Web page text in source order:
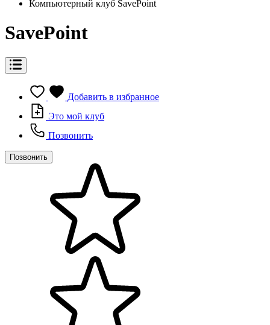
Компьютерный клуб SаvePoint
SаvePoint
Добавить в избранное
Это мой клуб
Позвонить
Позвонить